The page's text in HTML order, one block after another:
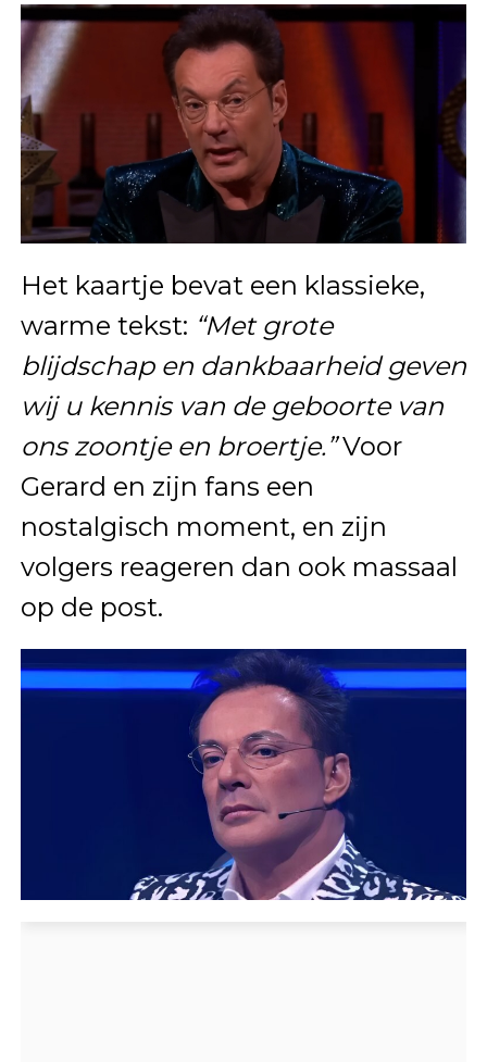
Het kaartje bevat een klassieke,
warme tekst: “Met grote
blijdschap en dankbaarheid geven
wij u kennis van de geboorte van
ons zoontje en broertje.”Voor
Gerard en zijn fans een
nostalgisch moment, en zijn
volgers reageren dan ook massaal
op de post.